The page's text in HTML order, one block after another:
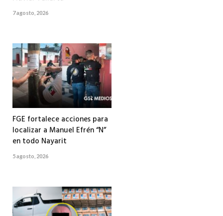
7 agosto, 2026
FGE fortalece acciones para
localizar a Manuel Efrén “N”
en todo Nayarit
5 agosto, 2026